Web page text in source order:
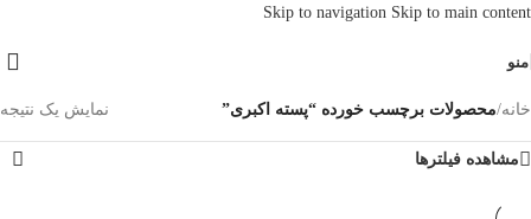
Skip to navigation Skip to main content
منو
خانه/محصولات برچسب خورده “پسته اکبری” نمایش یک نتیجه
مشاهده فیلترها